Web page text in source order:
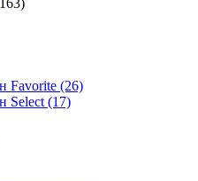
Favorite (26)
Select (17)